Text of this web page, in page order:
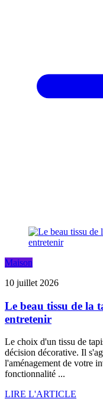
Maison
10 juillet 2026
Le beau tissu de la
entretenir
Le choix d'un tissu de
décision décorative. Il
l'aménagement de votre
fonctionnalité ...
LIRE L'ARTICLE